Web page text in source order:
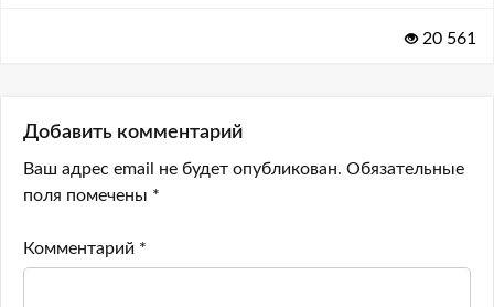
20 561
Добавить комментарий
Ваш адрес email не будет опубликован. Обязательные
поля помечены *
Комментарий *